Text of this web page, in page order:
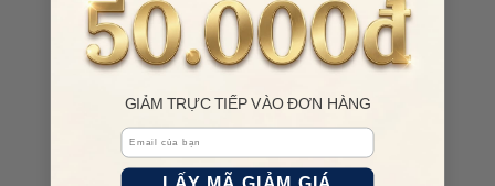
GIẢM TRỰC TIẾP VÀO ĐƠN HÀNG
Email